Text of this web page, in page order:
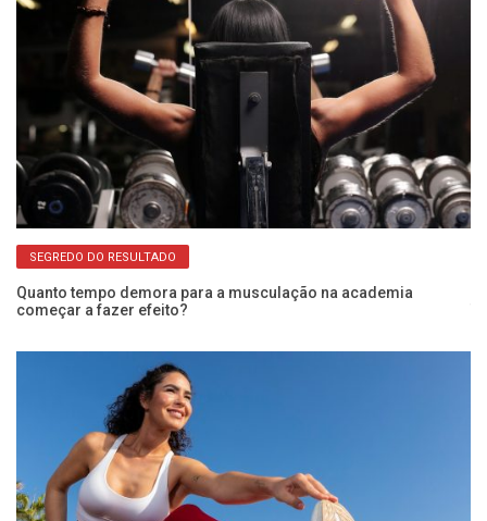
SEGREDO DO RESULTADO
Quanto tempo demora para a musculação na academia
começar a fazer efeito?